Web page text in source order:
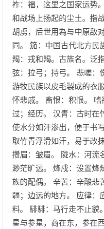
祚：福，这里之国家运势
和战场上扬起的尘土。指
胡虏，后世用為与中原敌
同。 笳：中国古代北方民
羯：戎和羯。古族名。泛
弦：拉弓；持弓。 悲嗟：
游牧民族以皮毛製成的衣
怀悲戚。 畜恨：积恨。
过；经历。 汉青：古时在
使水分如汗渗出，便于书
取竹青浮滑如汗，易于改
攒眉：皱眉。 陇水：河流
渺茫旷远。 烽戍：设置烽
族的配偶。 辛苦：辛酸悲
疆；边远的地方。 应律：
料。 騑騑：马行走不止貌
星与参星，商在东，参在